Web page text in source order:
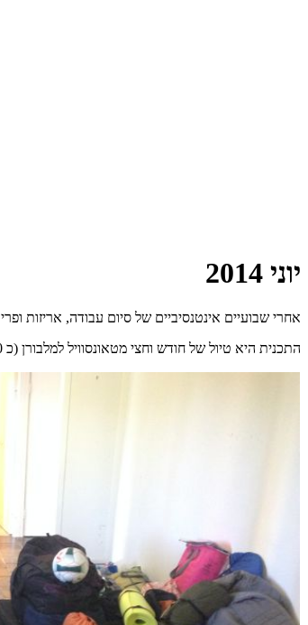
יוני 2014
אחרי שבועיים אינטנסיביים של סיום עבודה, אריזות
התכנית היא טיול של חודש וחצי מטאונסוויל למלבורן (כ 4000 קמ'), משם אנחנו טסים לארץ ב 14 לאוגוסט